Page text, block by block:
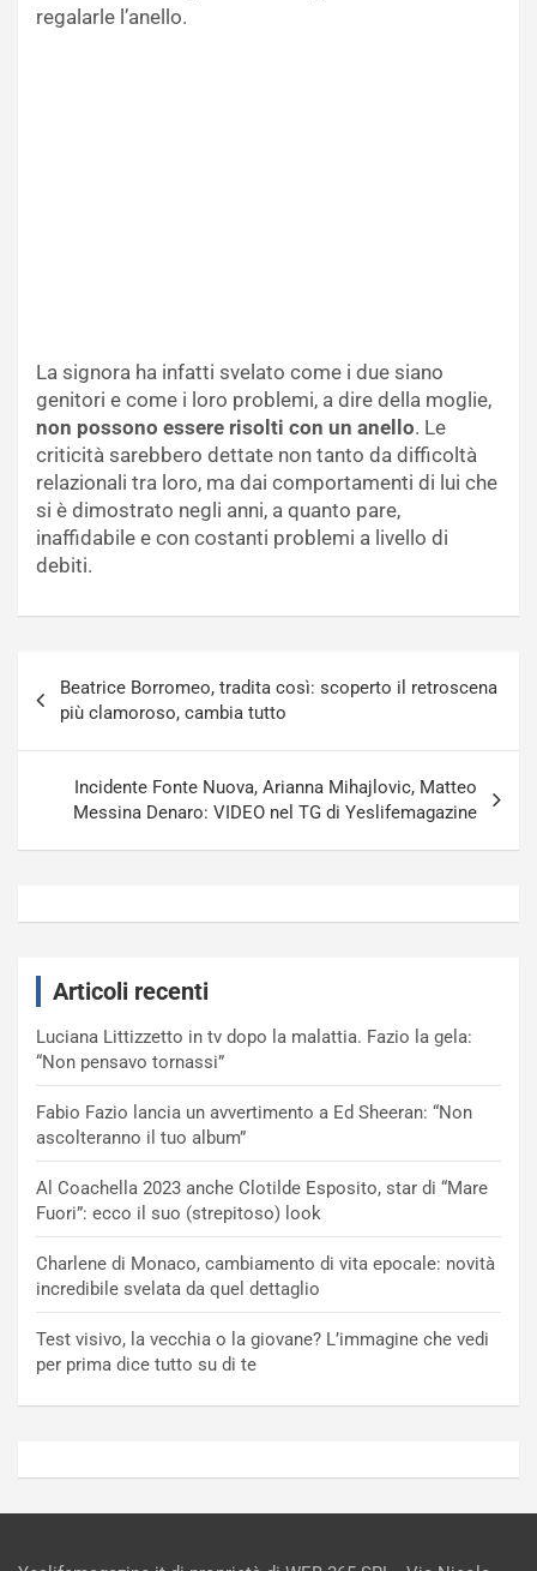
regalarle l’anello.
La signora ha infatti svelato come i due siano
genitori e come i loro problemi, a dire della moglie,
non possono essere risolti con un anello. Le
criticità sarebbero dettate non tanto da difficoltà
relazionali tra loro, ma dai comportamenti di lui che
si è dimostrato negli anni, a quanto pare,
inaffidabile e con costanti problemi a livello di
debiti.
articoli
Beatrice Borromeo, tradita così: scoperto il retroscena
più clamoroso, cambia tutto
Incidente Fonte Nuova, Arianna Mihajlovic, Matteo
Messina Denaro: VIDEO nel TG di Yeslifemagazine
Articoli recenti
Luciana Littizzetto in tv dopo la malattia. Fazio la gela:
“Non pensavo tornassi”
Fabio Fazio lancia un avvertimento a Ed Sheeran: “Non
ascolteranno il tuo album”
Al Coachella 2023 anche Clotilde Esposito, star di “Mare
Fuori”: ecco il suo (strepitoso) look
Charlene di Monaco, cambiamento di vita epocale: novità
incredibile svelata da quel dettaglio
Test visivo, la vecchia o la giovane? L’immagine che vedi
per prima dice tutto su di te